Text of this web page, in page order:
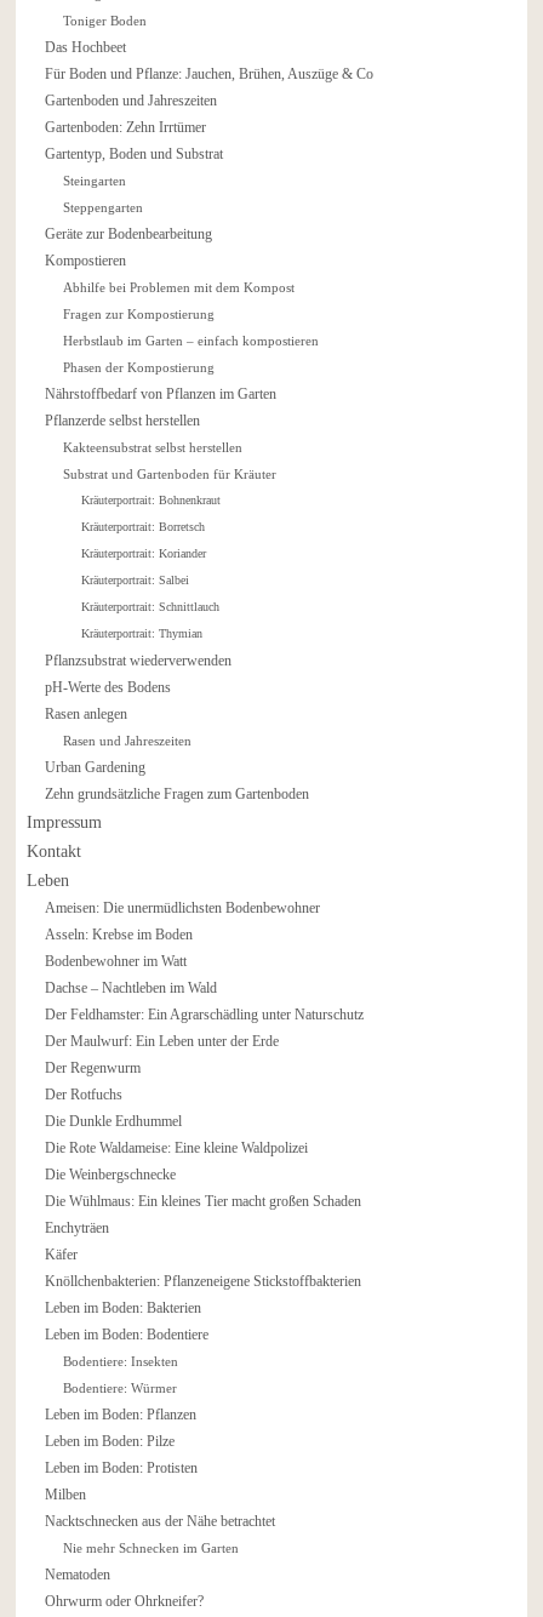
Toniger Boden
Das Hochbeet
Für Boden und Pflanze: Jauchen, Brühen, Auszüge & Co
Gartenboden und Jahreszeiten
Gartenboden: Zehn Irrtümer
Gartentyp, Boden und Substrat
Steingarten
Steppengarten
Geräte zur Bodenbearbeitung
Kompostieren
Abhilfe bei Problemen mit dem Kompost
Fragen zur Kompostierung
Herbstlaub im Garten – einfach kompostieren
Phasen der Kompostierung
Nährstoffbedarf von Pflanzen im Garten
Pflanzerde selbst herstellen
Kakteensubstrat selbst herstellen
Substrat und Gartenboden für Kräuter
Kräuterportrait: Bohnenkraut
Kräuterportrait: Borretsch
Kräuterportrait: Koriander
Kräuterportrait: Salbei
Kräuterportrait: Schnittlauch
Kräuterportrait: Thymian
Pflanzsubstrat wiederverwenden
pH-Werte des Bodens
Rasen anlegen
Rasen und Jahreszeiten
Urban Gardening
Zehn grundsätzliche Fragen zum Gartenboden
Impressum
Kontakt
Leben
Ameisen: Die unermüdlichsten Bodenbewohner
Asseln: Krebse im Boden
Bodenbewohner im Watt
Dachse – Nachtleben im Wald
Der Feldhamster: Ein Agrarschädling unter Naturschutz
Der Maulwurf: Ein Leben unter der Erde
Der Regenwurm
Der Rotfuchs
Die Dunkle Erdhummel
Die Rote Waldameise: Eine kleine Waldpolizei
Die Weinbergschnecke
Die Wühlmaus: Ein kleines Tier macht großen Schaden
Enchyträen
Käfer
Knöllchenbakterien: Pflanzeneigene Stickstoffbakterien
Leben im Boden: Bakterien
Leben im Boden: Bodentiere
Bodentiere: Insekten
Bodentiere: Würmer
Leben im Boden: Pflanzen
Leben im Boden: Pilze
Leben im Boden: Protisten
Milben
Nacktschnecken aus der Nähe betrachtet
Nie mehr Schnecken im Garten
Nematoden
Ohrwurm oder Ohrkneifer?